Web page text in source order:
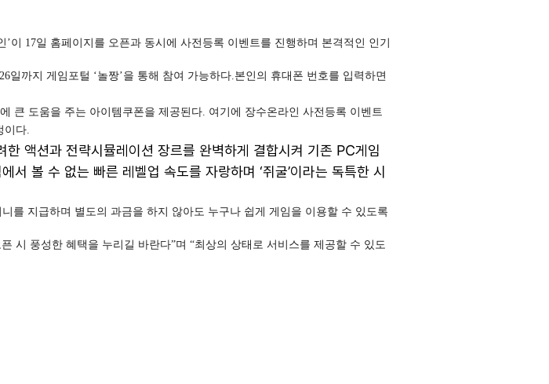
이 17일 홈페이지를 오픈과 동시에 사전등록 이벤트를 진행하며 본격적인 인기
까지 게임포털 ‘놀짱’을 통해 참여 가능하다.본인의 휴대폰 번호를 입력하면
큰 도움을 주는 아이템쿠폰을 제공된다. 여기에 장수온라인 사전등록 이벤트
이다.
액션과 전략시뮬레이션 장르를 완벽하게 결합시켜 기존 PC게임
볼 수 없는 빠른 레벨업 속도를 자랑하며 ‘쥐굴’이라는 독특한 시
를 지급하며 별도의 과금을 하지 않아도 누구나 쉽게 게임을 이용할 수 있도록
시 풍성한 혜택을 누리길 바란다”며 “최상의 상태로 서비스를 제공할 수 있도